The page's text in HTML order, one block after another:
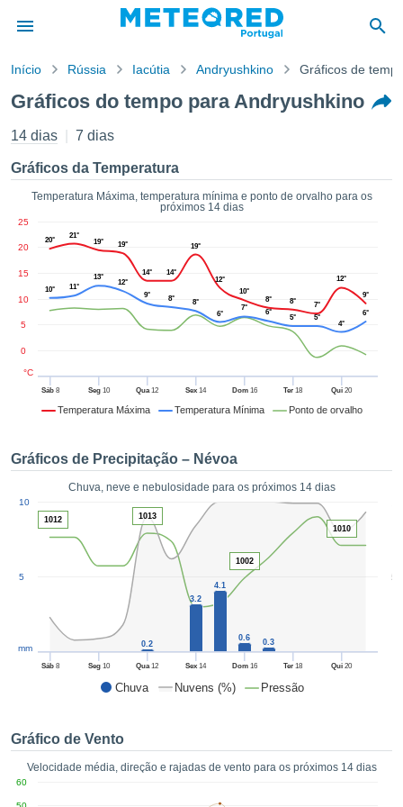
da
foi
por
para
que as
a este
e
digital
fornecer-
custo.
a
o
no
como
ACEITAR
Início Rússia Iacútia Andryushkino Gráficos de
Gráficos do tempo para Andryushkino
14 dias 7 dias
Gráficos da Temperatura
Temperatura Máxima, temperatura mínima e ponto de orvalho para os
próximos 14 dias
Temperatura Máxima Temperatura Mínima Ponto de orvalho
Sáb8 Seg10 Qua12 Sex 14 Dom16 Ter 18 Qui 20
0
5
10
15
20
25
°C
20°
21°
19° 19°
14° 14°
19°
12°
10°
8°
8° 7°
12°
9°
10° 11°
13°
12°
9°
8°
8°
6°
7°
6°
5° 5°
4°
6°
Gráficos de Precipitação – Névoa
Chuva, neve e nebulosidade para os próximos 14 dias
Chuva Nuvens (%) Pressão
50
Sáb8 Seg10 Qua12 Sex 14 Dom16 Ter 18 Qui 20
5
10
mm 0.2
3.2
4.1
0.6 0.3
1012 1013
1002
1010
Gráfico de Vento
Velocidade média, direção e rajadas de vento para os próximos 14 dias
60